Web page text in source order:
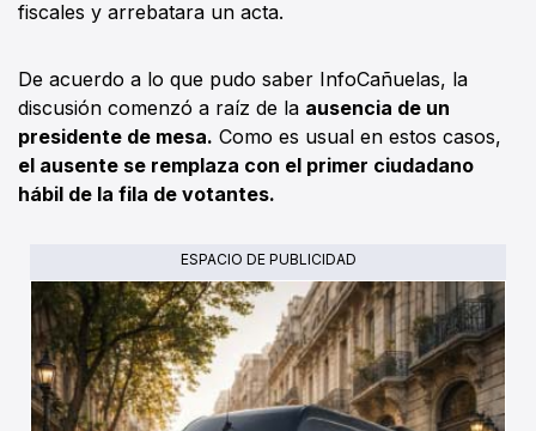
fiscales y arrebatara un acta.
De acuerdo a lo que pudo saber InfoCañuelas, la
discusión comenzó a raíz de la ausencia de un
presidente de mesa. Como es usual en estos casos,
el ausente se remplaza con el primer ciudadano
hábil de la fila de votantes.
ESPACIO DE PUBLICIDAD